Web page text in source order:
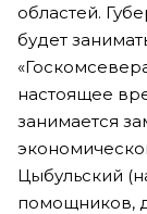
областей.
будет
настоящее
занимается
Цыбульский
помощников,